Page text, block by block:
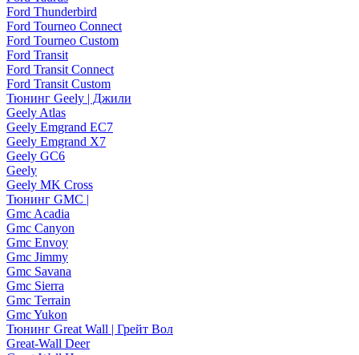
Ford Thunderbird
Ford Tourneo Connect
Ford Tourneo Custom
Ford Transit
Ford Transit Connect
Ford Transit Custom
Тюнинг Geely | Джили
Geely Atlas
Geely Emgrand EC7
Geely Emgrand X7
Geely GC6
Geely
Geely MK Cross
Тюнинг GMC |
Gmc Acadia
Gmc Canyon
Gmc Envoy
Gmc Jimmy
Gmc Savana
Gmc Sierra
Gmc Terrain
Gmc Yukon
Тюнинг Great Wall | Грейт Вол
Great-Wall Deer